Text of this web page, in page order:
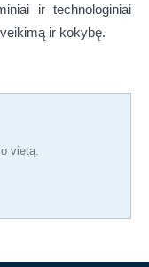
ir technologiniai
ir kokybę.
vietą.